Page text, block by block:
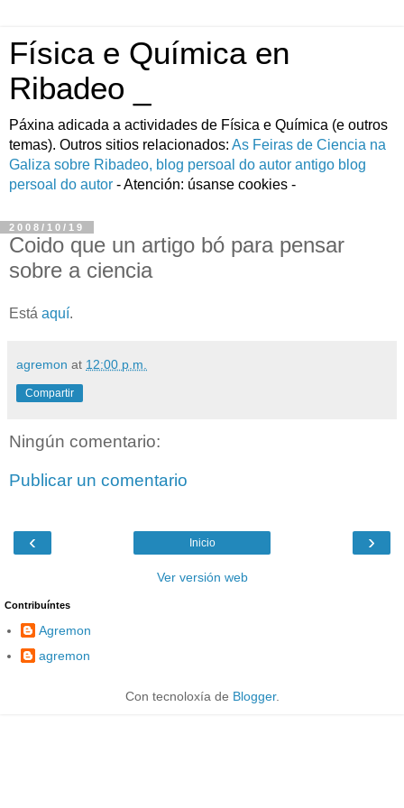
Física e Química en
Ribadeo _
Páxina adicada a actividades de Fí­sica e Quí­mica (e outros
temas). Outros sitios relacionados: As Feiras de Ciencia na
Galiza sobre Ribadeo, blog persoal do autor antigo blog
persoal do autor - Atención: úsanse cookies -
2008/10/19
Coido que un artigo bó para pensar
sobre a ciencia
Está aquí.
agremon at 12:00 p.m.
Compartir
Ningún comentario:
Publicar un comentario
‹ ›
Inicio
Ver versión web
Contribuíntes
Agremon
agremon
Con tecnoloxía de Blogger.